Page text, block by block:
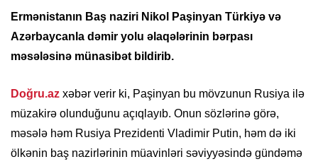
Ermənistanın Baş naziri Nikol Paşinyan Türkiyə və
Azərbaycanla dəmir yolu əlaqələrinin bərpası
məsələsinə münasibət bildirib.
Doğru.az xəbər verir ki, Paşinyan bu mövzunun Rusiya ilə
müzakirə olunduğunu açıqlayıb. Onun sözlərinə görə,
məsələ həm Rusiya Prezidenti Vladimir Putin, həm də iki
ölkənin baş nazirlərinin müavinləri səviyyəsində gündəmə